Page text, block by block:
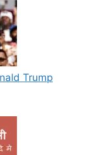
Trump